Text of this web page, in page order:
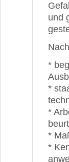
und
*
*
*
*
*